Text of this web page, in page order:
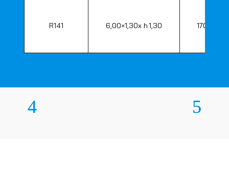
R141 6,00×1,30x h.1,30 1700 mm